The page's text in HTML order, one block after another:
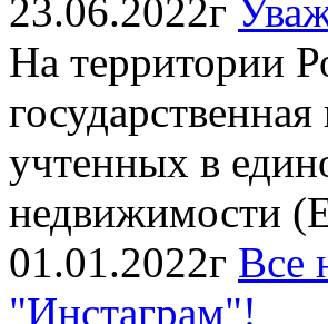
23.06.2022г
На территории
учтенных в
недвижимости
01.01.2022г Все
"Инстаграм"!